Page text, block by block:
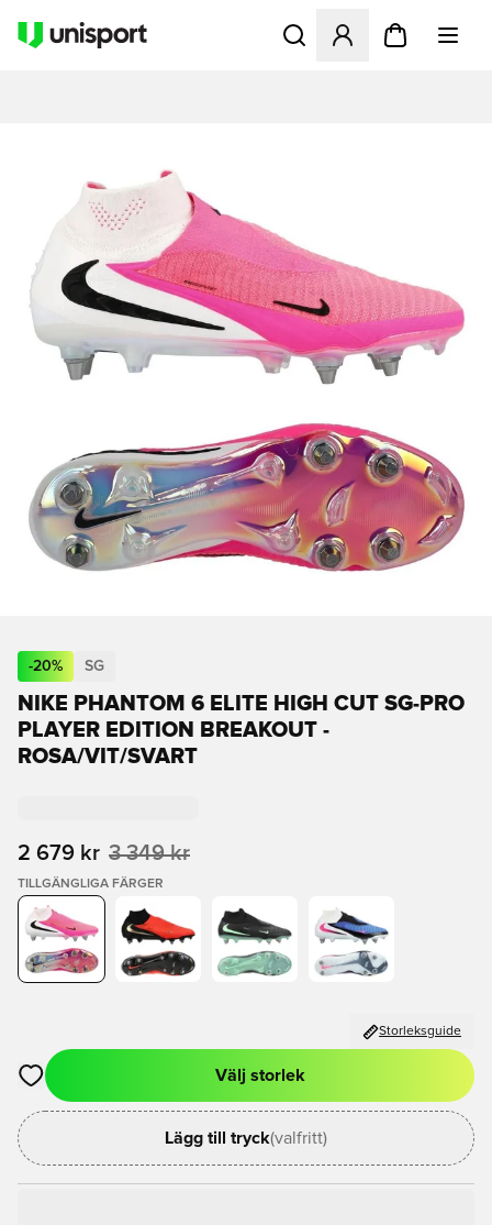
Öppnar en Modal för att
-20% SG
NIKE PHANTOM 6 ELITE HIGH CUT SG-PRO
PLAYER EDITION BREAKOUT -
ROSA/VIT/SVART
2 679 kr 3 349 kr
TILLGÄNGLIGA FÄRGER
Storleksguide
Öppnar en Modal för att logga in eller registrera dig som
Välj storlek
Lägg till tryck(valfritt)